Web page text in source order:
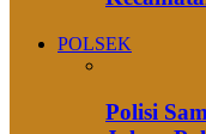
POLSEK
Polisi